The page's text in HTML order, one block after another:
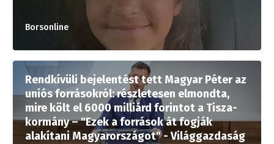
Borsonline
Rendkívüli bejelentést tett Magyar Péter az
uniós forrásokról: részletesen elmondta,
mire költ el 6000 milliárd forintot a Tisza-
kormány – "Ezek a források át fogják
alakítani Magyarországot" - Világgazdaság